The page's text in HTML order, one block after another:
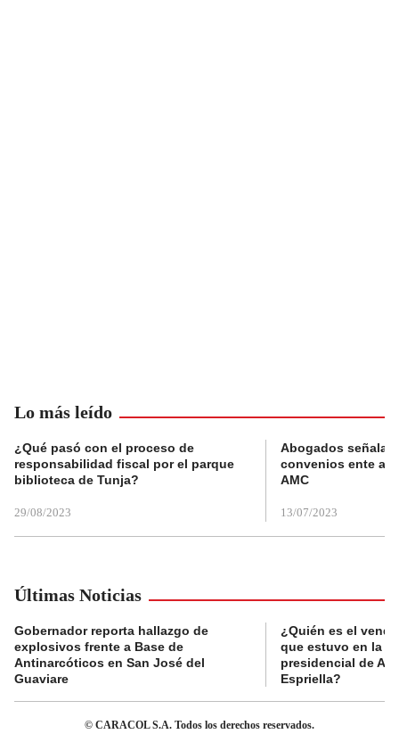
Lo más leído
¿Qué pasó con el proceso de
responsabilidad fiscal por el parque
biblioteca de Tunja?
29/08/2023
Abogados
convenios ente
AMC
13/07/2023
Últimas Noticias
Gobernador reporta hallazgo de
explosivos frente a Base de
Antinarcóticos en San José del
Guaviare
¿Quién es el
que estuvo en la
presidencial de
Espriella?
© CARACOL S.A. Todos los derechos reservados.